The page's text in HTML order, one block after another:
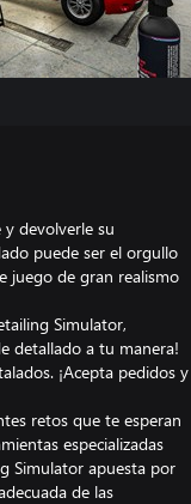
devolverle su
puede ser el orgullo
juego de gran realismo
Simulator,
detallado a tu manera!
¡Acepta pedidos y
retos que te esperan
especializadas
Simulator apuesta por
de las